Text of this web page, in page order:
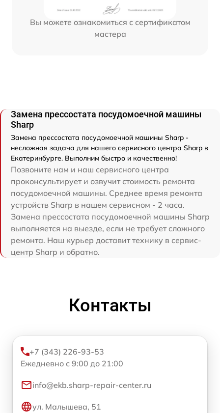
Вы можете ознакомиться с сертификатом
мастера
Замена прессостата посудомоечной машины
Sharp
Замена прессостата посудомоечной машины Sharp -
несложная задача для нашего сервисного центра Sharp в
Екатеринбурге. Выполним быстро и качественно!
Позвоните нам и наш сервисного центра
проконсультирует и озвучит стоимость ремонта
посудомоечной машины. Среднее время ремонта
устройств Sharp в нашем сервисном - 2 часа.
Замена прессостата посудомоечной машины Sharp
выполняется на выезде, если не требует сложного
ремонта. Наш курьер доставит технику в сервис-
центр Sharp и обратно.
Контакты
+7 (343) 226-93-53
Ежедневно с 9:00 до 21:00
info@ekb.sharp-repair-center.ru
ул. Малышева, 51